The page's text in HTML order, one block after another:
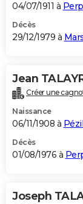
04/07/1911 à
Décès
29/12/1979 à
Jean
Créer une
Naissance
06/11/1908 à
Décès
01/08/1976 à
Joseph